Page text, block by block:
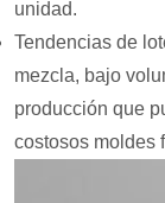
unidad.
Tendencias de
mezcla, bajo
producción que
costosos moldes